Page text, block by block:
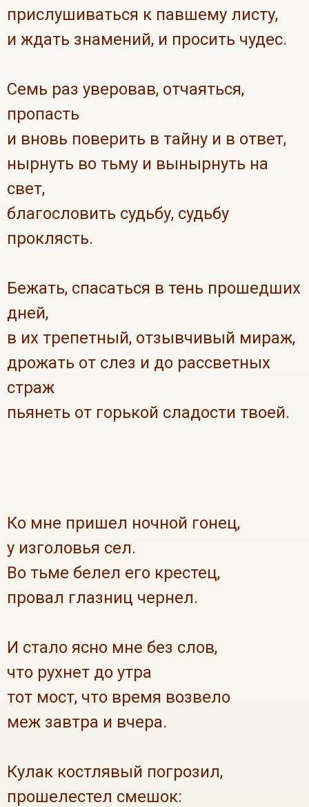
прислушиваться к павшему листу,
и ждать знамений, и просить чудес.
Семь раз уверовав, отчаяться,
пропасть
и вновь поверить в тайну и в ответ,
нырнуть во тьму и вынырнуть на
свет,
благословить судьбу, судьбу
проклясть.
Бежать, спасаться в тень прошедших
дней,
в их трепетный, отзывчивый мираж,
дрожать от слез и до рассветных
страж
пьянеть от горькой сладости твоей.
Ко мне пришел ночной гонец,
у изголовья сел.
Во тьме белел его крестец,
провал глазниц чернел.
И стало ясно мне без слов,
что рухнет до утра
тот мост, что время возвело
меж завтра и вчера.
Кулак костлявый погрозил,
прошелестел смешок: